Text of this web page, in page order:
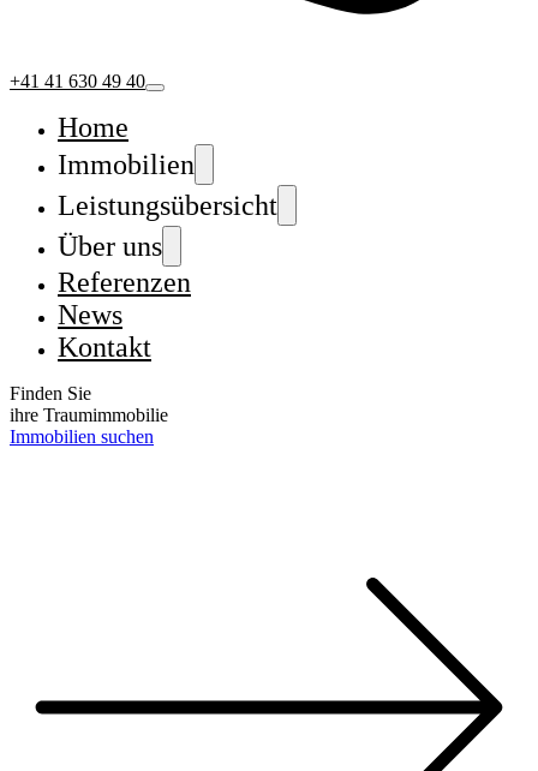
+41 41 630 49 40
Home
Immobilien
Leistungsübersicht
Über uns
Referenzen
News
Kontakt
Finden Sie
ihre Traumimmobilie
Immobilien suchen